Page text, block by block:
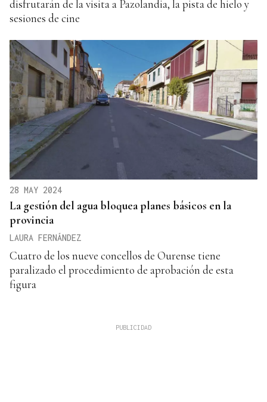
disfrutarán de la visita a Pazolandia, la pista de hielo y
sesiones de cine
28 MAY 2024
La gestión del agua bloquea planes básicos en la
provincia
LAURA FERNÁNDEZ
Cuatro de los nueve concellos de Ourense tiene
paralizado el procedimiento de aprobación de esta
figura